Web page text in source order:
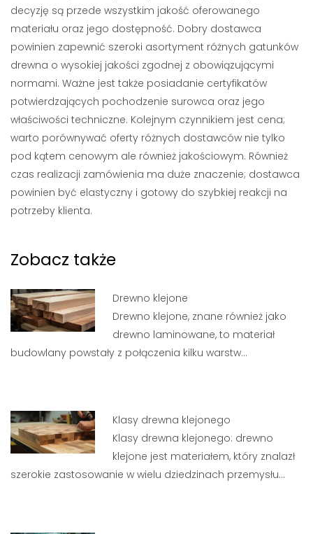
decyzję są przede wszystkim jakość oferowanego
materiału oraz jego dostępność. Dobry dostawca
powinien zapewnić szeroki asortyment różnych gatunków
drewna o wysokiej jakości zgodnej z obowiązującymi
normami. Ważne jest także posiadanie certyfikatów
potwierdzających pochodzenie surowca oraz jego
właściwości techniczne. Kolejnym czynnikiem jest cena;
warto porównywać oferty różnych dostawców nie tylko
pod kątem cenowym ale również jakościowym. Również
czas realizacji zamówienia ma duże znaczenie; dostawca
powinien być elastyczny i gotowy do szybkiej reakcji na
potrzeby klienta.
Zobacz także
Drewno klejone
Drewno klejone, znane również jako
drewno laminowane, to materiał
budowlany powstały z połączenia kilku warstw…
Klasy drewna klejonego
Klasy drewna klejonego: drewno
klejone jest materiałem, który znalazł
szerokie zastosowanie w wielu dziedzinach przemysłu…